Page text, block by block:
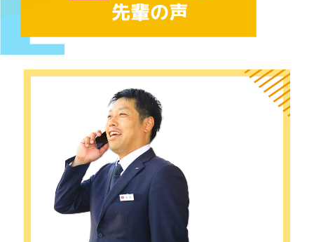
イベント・キャンペーン